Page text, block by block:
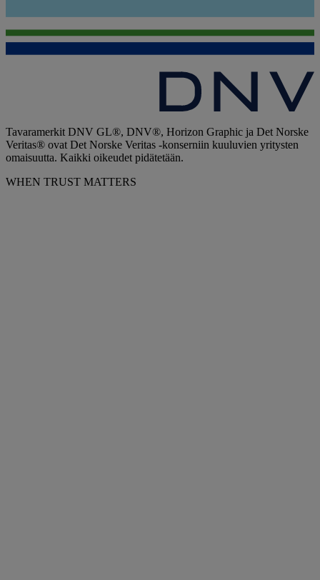
Tavaramerkit DNV GL®, DNV®, Horizon Graphic ja Det Norske
Veritas® ovat Det Norske Veritas -konserniin kuuluvien yritysten
omaisuutta. Kaikki oikeudet pidätetään.
WHEN TRUST MATTERS